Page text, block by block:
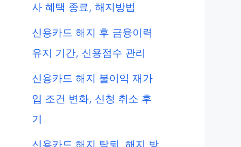
사 혜택 종료, 해지방법
신용카드 해지 후 금융이력
유지 기간, 신용점수 관리
신용카드 해지 불이익 재가
입 조건 변화, 신청 취소 후
기
신용카드 해지 탈퇴, 해지 방